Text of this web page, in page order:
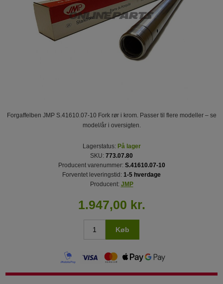
Forgaffelben JMP S.41610.07-10 Fork rør i krom. Passer til flere modeller – se
model/år i oversigten.
Lagerstatus: På lager
SKU: 773.07.80
Producent varenummer: S.41610.07-10
Forventet leveringstid: 1-5 hverdage
Producent: JMP
1.947,00 kr.
Køb